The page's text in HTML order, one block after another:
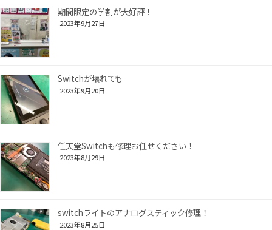
期間限定の学割が大好評！
2023年9月27日
Switchが壊れても
2023年9月20日
任天堂Switchも修理お任せください！
2023年8月29日
switchライトのアナログスティック修理！
2023年8月25日